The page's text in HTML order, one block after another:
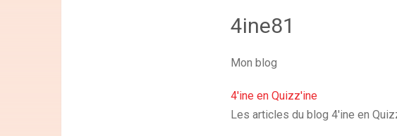
4ine81
Mon blog
4'ine en Quizz'ine
Les articles du blog 4'ine en